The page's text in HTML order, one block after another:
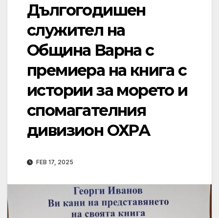
Дългогодишен
служител на
Община Варна с
премиера на книга с
истории за морето и
спомагателния
дивизион ОХРА
FEB 17, 2025